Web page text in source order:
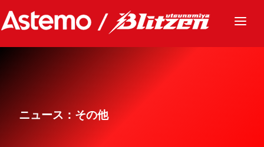
ニュース
グッズ
ニュース：その他